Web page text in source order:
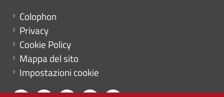
Menu footer
Colophon
Privacy
Cookie Policy
Mappa del sito
Impostazioni cookie